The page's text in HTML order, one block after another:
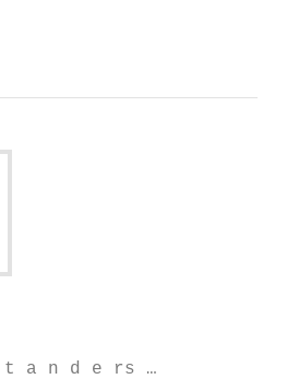
t a n d e rs …